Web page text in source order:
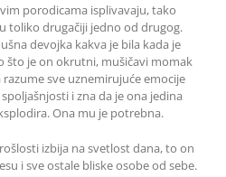
porodicama isplivavaju, tako
toliko drugačiji jedno od drugog.
devojka kakva je bila kada je
što je on okrutni, mušičavi momak
razume sve uznemirujuće emocije
i zna da je ona jedina
Ona mu je potrebna.
izbija na svetlost dana, to on
i sve ostale bliske osobe od sebe.